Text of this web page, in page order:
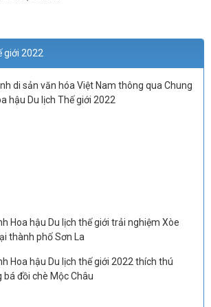
giới 2022
di sản văn hóa Việt Nam thông qua Chung
hậu Du lịch Thế giới 2022
Hoa hậu Du lịch thế giới trải nghiệm Xòe
thành phố Sơn La
Hoa hậu Du lịch thế giới 2022 thích thú
bá đồi chè Mộc Châu